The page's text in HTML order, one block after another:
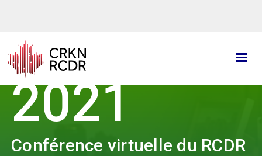
principal
2021
Conférence virtuelle du RCDR